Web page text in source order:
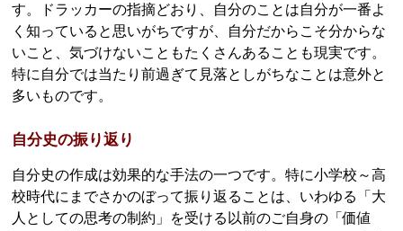
す。ドラッカーの指摘どおり、自分のことは自分が一番よ
く知っていると思いがちですが、自分だからこそ分からな
いこと、気づけないこともたくさんあることも現実です。
特に自分では当たり前過ぎて見落としがちなことは意外と
多いものです。
自分史の振り返り
自分史の作成は効果的な手法の一つです。特に小学校～高
校時代にまでさかのぼって振り返ることは、いわゆる「大
人としての思考の制約」を受ける以前のご自身の「価値